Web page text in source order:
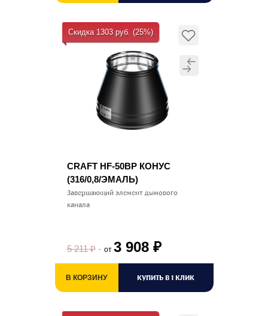
Скидка 1303 руб. (25%)
CRAFT HF-50BP КОНУС
(316/0,8/ЭМАЛЬ)
Завершающий элемент дымового
канала
5 211₽ от 3 908 ₽
В КОРЗИНУ КУПИТЬ В 1 КЛИК